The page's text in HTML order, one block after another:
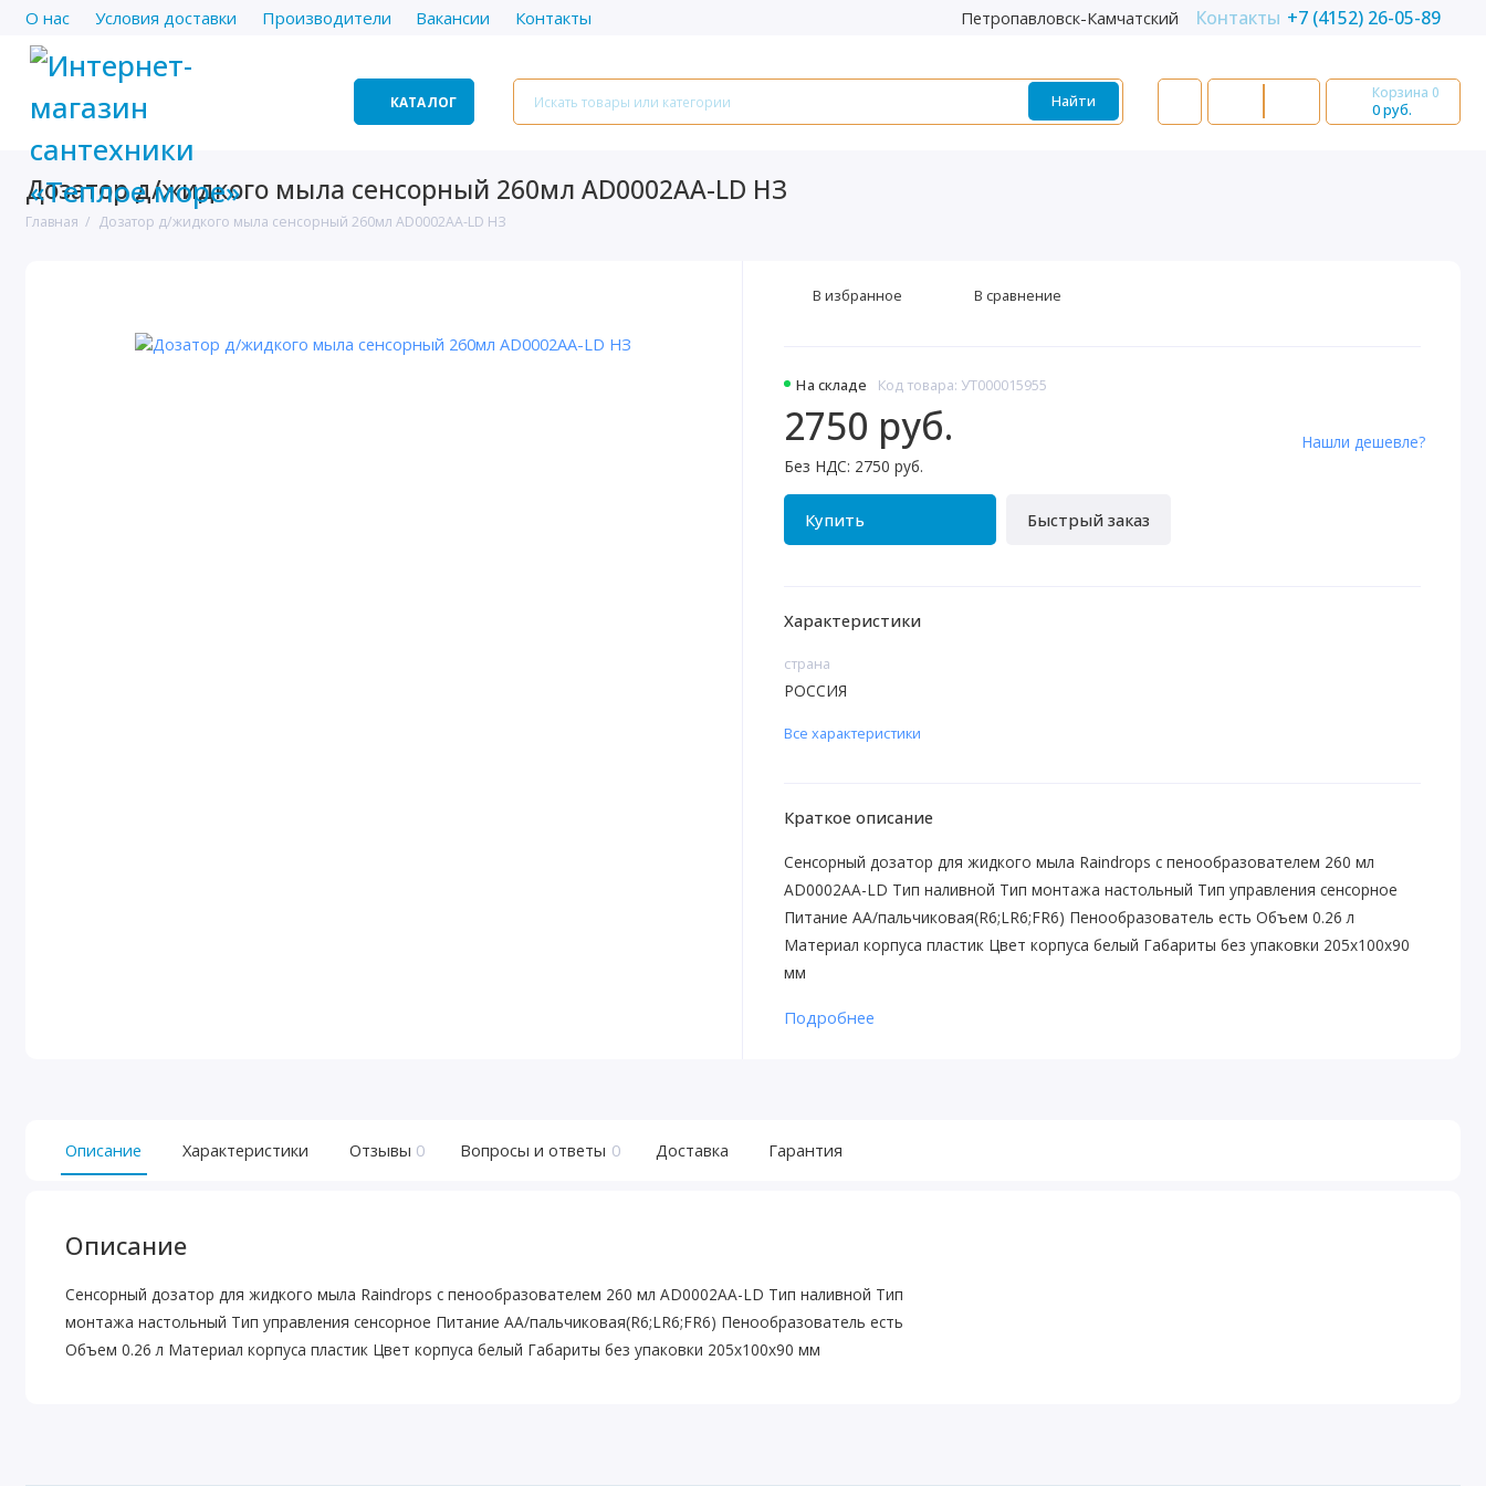
О нас Условия доставки Производители Вакансии Контакты Петропавловск-Камчатский Контакты +7 (4152) 26-05-89
КАТАЛОГ Найти Корзина 0
0 руб.
Дозатор д/жидкого мыла сенсорный 260мл АD0002AA-LD НЗ
Главная Дозатор д/жидкого мыла сенсорный 260мл АD0002AA-LD НЗ
На складе Код товара: УТ000015955
2750 руб.
Без НДС: 2750 руб.
Купить Быстрый заказ
Нашли дешевле?
В избранное В сравнение
Характеристики
страна
РОССИЯ
Все характеристики
Краткое описание
Сенсорный дозатор для жидкого мыла Raindrops с пенообразователем 260 мл
AD0002AA-LD Тип наливной Тип монтажа настольный Тип управления сенсорное
Питание AA/пальчиковая(R6;LR6;FR6) Пенообразователь есть Объем 0.26 л
Материал корпуса пластик Цвет корпуса белый Габариты без упаковки 205х100х90
мм
Подробнее
Описание Характеристики Отзывы 0 Вопросы и ответы 0 Доставка Гарантия
Описание
Сенсорный дозатор для жидкого мыла Raindrops с пенообразователем 260 мл AD0002AA-LD Тип наливной Тип
монтажа настольный Тип управления сенсорное Питание AA/пальчиковая(R6;LR6;FR6) Пенообразователь есть
Объем 0.26 л Материал корпуса пластик Цвет корпуса белый Габариты без упаковки 205х100х90 мм